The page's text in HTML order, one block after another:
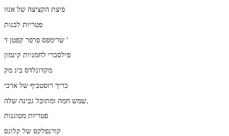
פיצת הקציצה של אנזו
פטריות לבנות
שרימפס פרפר קפטן ד '
פילסברי לחמניות קינמון
מקדונלדס ביג מק
כריך רוסטביף של ארבי
שמש חמה ומתובל גבינה שלה,
פטריות מטוגנות
קורנפלקס של קלוגס